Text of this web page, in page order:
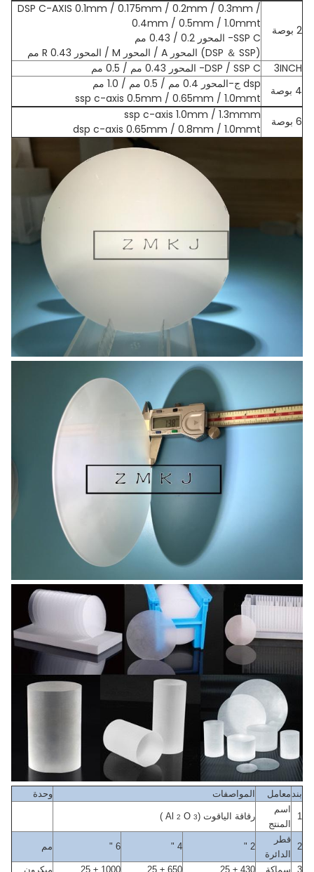
2 بوصة
DSP C-AXIS 0.1mm / 0.175mm / 0.2mm / 0.3mm /
0.4mm / 0.5mm / 1.0mmt
SSP C- المحور 0.2 / 0.43 مم
(DSP ＆ SSP) المحور A / المحور M / المحور R 0.43 مم
3INCH
DSP / SSP C- المحور 0.43 مم / 0.5 مم
4 بوصة
dsp ج-المحور 0.4 مم / 0.5 مم / 1.0 مم
ssp c-axis 0.5mm / 0.65mm / 1.0mmt
6 بوصة
ssp c-axis 1.0mm / 1.3mmm
dsp c-axis 0.65mm / 0.8mm / 1.0mmt
بندمعامل المواصفات وحدة
1
اسم
المنتج
رقاقة الياقوت (Al 2 O 3
)
2
قطر
الدائرة
2 "
4 "
6 " مم
3 سماكة 430 ± 25
650 ± 25
1000 ± 25 ميكرون